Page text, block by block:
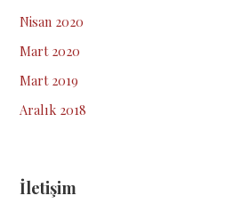
Nisan 2020
Mart 2020
Mart 2019
Aralık 2018
İletişim